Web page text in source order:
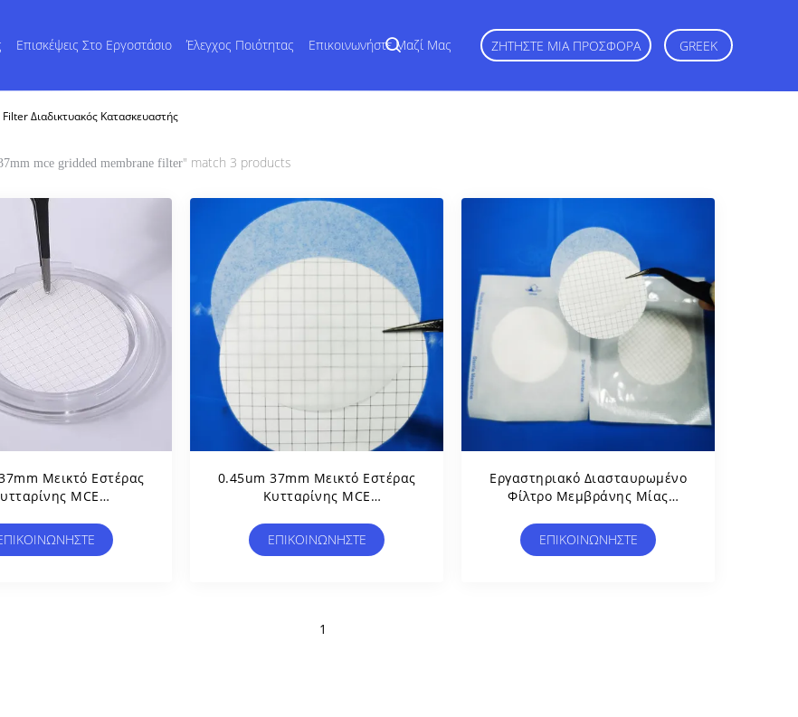
Επισκέψεις Στο Εργοστάσιο Έλεγχος Ποιότητας Επικοινωνήστε Μαζί Μας ΖΗΤΉΣΤΕ ΜΙΑ ΠΡΟΣΦΟΡΆ GREEK
Διαδικτυακός Κατασκευαστής
mce gridded membrane filter" match 3 products
Μεικτό Εστέρας
MCE
Αποστειρωμένο
Μικροβιακών
0.45um 37mm Μεικτό Εστέρας
Κυτταρίνης MCE
Μεμβράνης Αποστειρωμένο
Για Δοκιμή Μικροβιακών
ΕΠΙΚΟΙΝΩΝΉΣΤΕ
Εργαστηριακό Διασταυρωμένο
Φίλτρο Μεμβράνης Μίας
Για Δοκιμή Μικροβιακών
Ορίων
ΕΠΙΚΟΙΝΩΝΉΣΤΕ
1